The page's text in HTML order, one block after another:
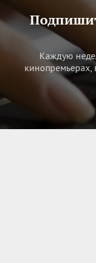
Каждую
кинопремьерах,